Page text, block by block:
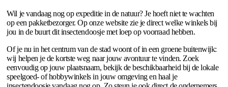
Wil je vandaag nog op expeditie in de natuur? Je hoeft niet te wachten
op een pakketbezorger. Op onze website zie je direct welke winkels bij
jou in de buurt dit insectendoosje met loep op voorraad hebben.
Of je nu in het centrum van de stad woont of in een groene buitenwijk:
wij helpen je de kortste weg naar jouw avontuur te vinden. Zoek
eenvoudig op jouw plaatsnaam, bekijk de beschikbaarheid bij de lokale
speelgoed- of hobbywinkels in jouw omgeving en haal je